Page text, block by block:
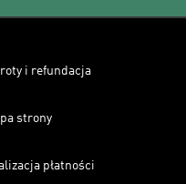
i refundacja
strony
płatności